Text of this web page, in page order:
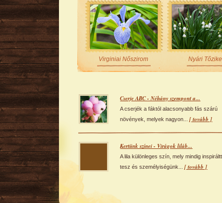
Virginiai Nőszirom Nyári Tőzike
Cserje ABC - Néhány szempont a...
A cserjék a fáktól alacsonyabb fás szárú
növények, melyek nagyon...[ tovább ]
Kertünk színei - Virágok liláb...
A lila különleges szín, mely mindig
tesz és személyiségünk...[ tovább ]